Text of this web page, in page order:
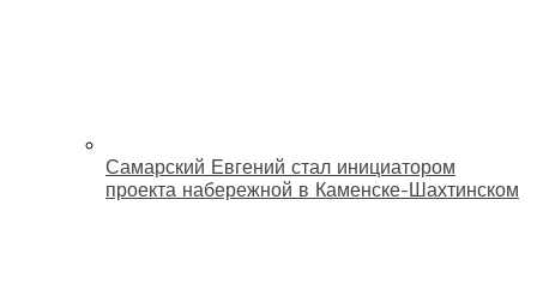
Самарский Евгений стал инициатором
проекта набережной в Каменске-Шахтинском